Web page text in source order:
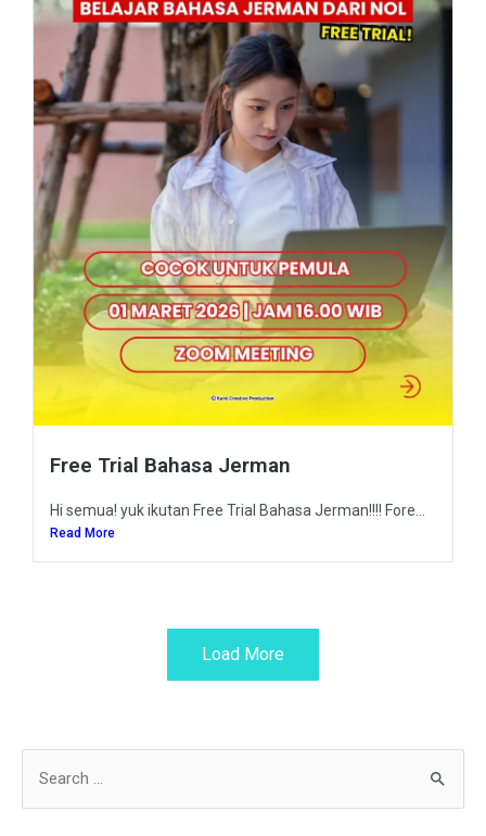
Free Trial Bahasa Jerman
Hi semua! yuk ikutan Free Trial Bahasa Jerman!!!! Fore...
Read More
Load More